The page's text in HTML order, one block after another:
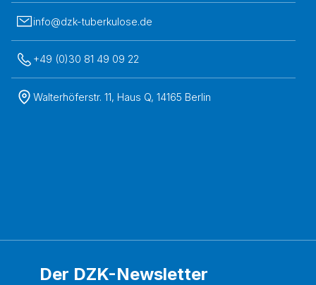
info@dzk-tuberkulose.de
+49 (0)30 81 49 09 22
Walterhöferstr. 11, Haus Q, 14165 Berlin
Der DZK-Newsletter